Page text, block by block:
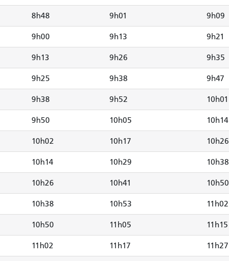
8h48 9h01 9h09
9h00 9h13 9h21
9h13 9h26 9h35
9h25 9h38 9h47
9h38 9h52 10h01
9h50 10h05 10h14
10h02 10h17 10h26
10h14 10h29 10h38
10h26 10h41 10h50
10h38 10h53 11h02
10h50 11h05 11h15
11h02 11h17 11h27